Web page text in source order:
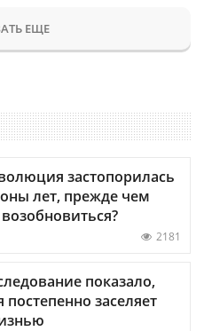
ЕЩЕ
застопорилась
лет, прежде чем
2181
показало,
постепенно заселяет